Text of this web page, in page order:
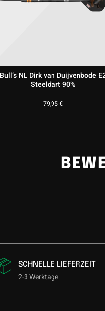
Bull’s NL Dirk van Duijvenbode
Steeldart 90%
79,95€
SCHNELLE LIEFERZEIT
2-3 Werktage